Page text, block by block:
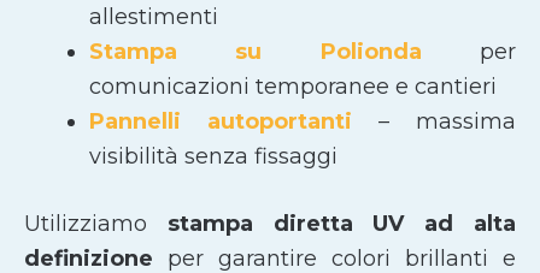
allestimenti
Stampa su Polionda per
comunicazioni temporanee e cantieri
Pannelli autoportanti – massima
visibilità senza fissaggi
Utilizziamo stampa diretta UV ad alta
definizione per garantire colori brillanti e